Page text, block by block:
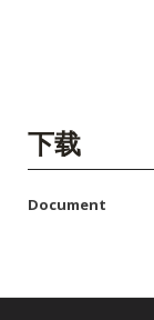
下载
Document